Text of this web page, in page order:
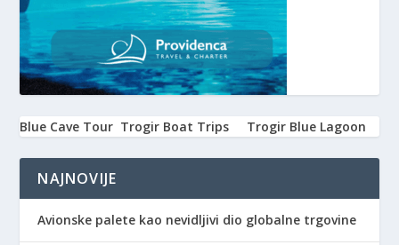
Blue Cave Tour Trogir Boat Trips Trogir Blue Lagoon
NAJNOVIJE
Avionske palete kao nevidljivi dio globalne trgovine